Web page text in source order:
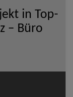
in Top-
– Büro